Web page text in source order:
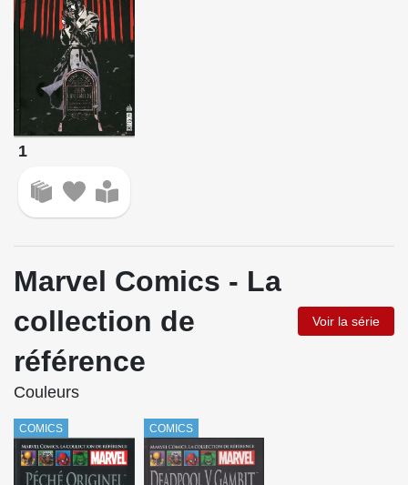
1
Marvel Comics - La
collection de
référence
Voir la série
Couleurs
COMICS COMICS